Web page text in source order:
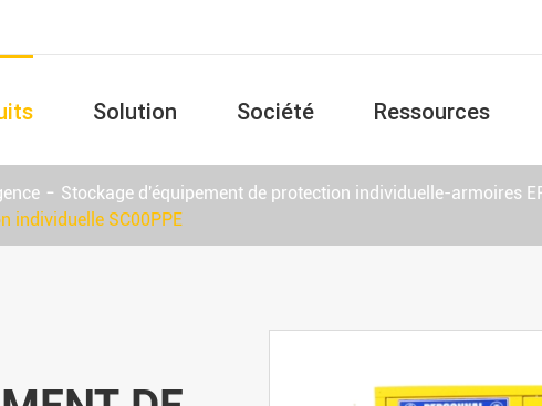
Solution Société Ressources
Stockage d'équipement de protection individuelle-armoires
individuelle SC00PPE